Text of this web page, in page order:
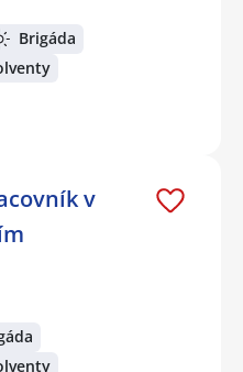
Brigáda
v